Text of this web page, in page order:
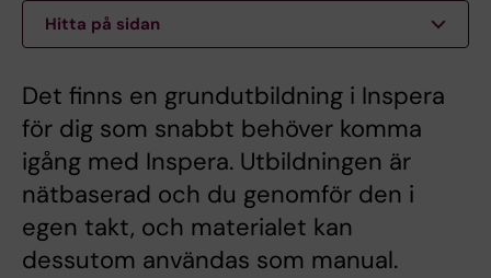
Hitta på sidan
Det finns en grundutbildning i Inspera
för dig som snabbt behöver komma
igång med Inspera. Utbildningen är
nätbaserad och du genomför den i
egen takt, och materialet kan
dessutom användas som manual.